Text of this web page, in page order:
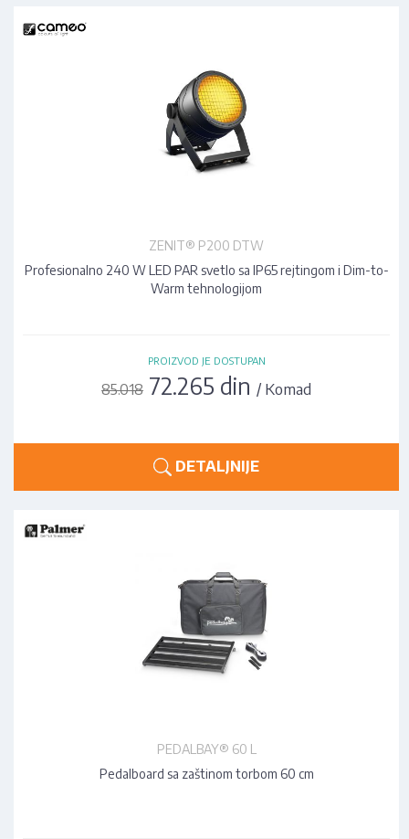
ZENIT® P200 DTW
Profesionalno 240 W LED PAR svetlo sa IP65 rejtingom i Dim-to-
Warm tehnologijom
PROIZVOD JE DOSTUPAN
85.018 72.265 din / Komad
DETALJNIJE
PEDALBAY® 60 L
Pedalboard sa zaštinom torbom 60 cm